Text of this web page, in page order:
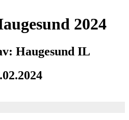
2024
Haugesund IL